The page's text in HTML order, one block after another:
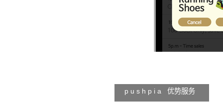
p u s h p i a 优势服务